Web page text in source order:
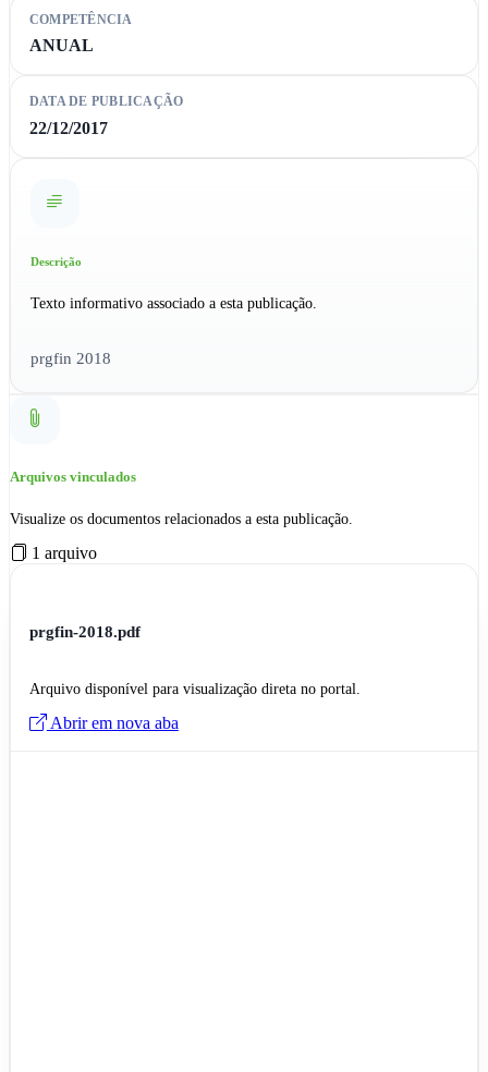
COMPETÊNCIA
ANUAL
DATA DE PUBLICAÇÃO
22/12/2017
Descrição
Texto informativo associado a esta publicação.
prgfin 2018
Arquivos vinculados
Visualize os documentos relacionados a esta publicação.
1 arquivo
prgfin-2018.pdf
Arquivo disponível para visualização direta no portal.
Abrir em nova aba